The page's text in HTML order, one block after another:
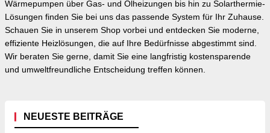
Wärmepumpen über Gas- und Ölheizungen bis hin zu Solarthermie-
Lösungen finden Sie bei uns das passende System für Ihr Zuhause.
Schauen Sie in unserem Shop vorbei und entdecken Sie moderne,
effiziente Heizlösungen, die auf Ihre Bedürfnisse abgestimmt sind.
Wir beraten Sie gerne, damit Sie eine langfristig kostensparende
und umweltfreundliche Entscheidung treffen können.
NEUESTE BEITRÄGE